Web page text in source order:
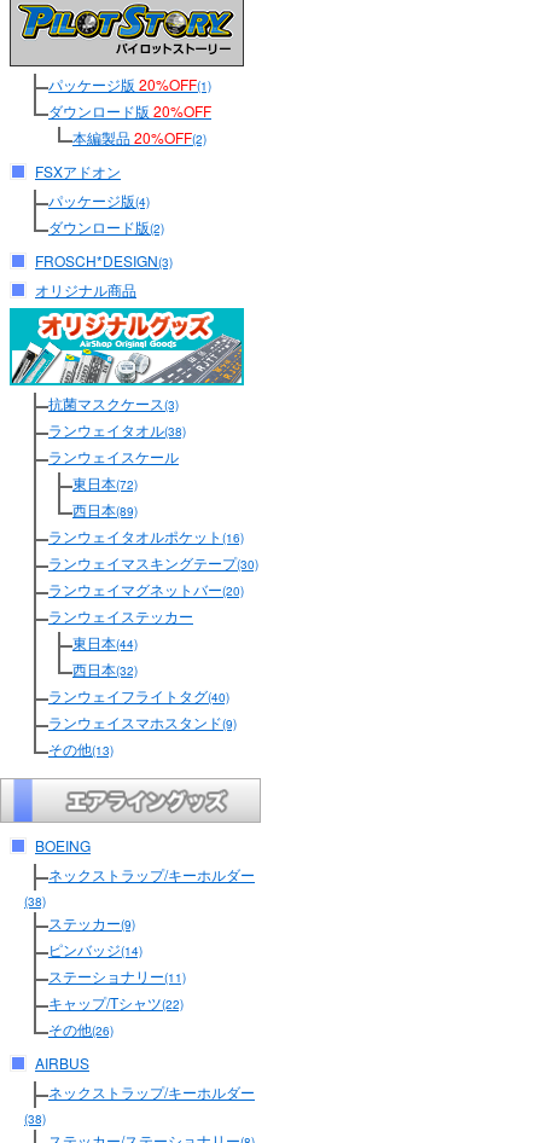
パッケージ版 20%OFF(1)
ダウンロード版 20%OFF
本編製品20%OFF(2)
FSXアドオン
パッケージ版(4)
ダウンロード版(2)
FROSCH*DESIGN(3)
オリジナル商品
抗菌マスクケース(3)
ランウェイタオル(38)
ランウェイスケール
東日本(72)
西日本(89)
ランウェイタオルポケット (16)
ランウェイマスキングテープ(30)
ランウェイマグネットバー(20)
ランウェイステッカー
東日本(44)
西日本(32)
ランウェイフライトタグ(40)
ランウェイスマホスタンド(9)
その他(13)
BOEING
ネックストラップ/キーホルダー
(38)
ステッカー(9)
ピンバッジ(14)
ステーショナリー(11)
キャップ/Tシャツ(22)
その他(26)
AIRBUS
ネックストラップ/キーホルダー
(38)